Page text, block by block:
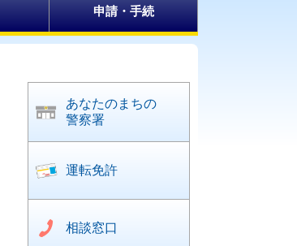
申請・手続
あなたのまちの
警察署
運転免許
相談窓口